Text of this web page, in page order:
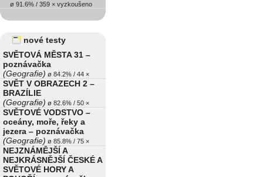
ø 91.6% / 359 × vyzkoušeno
nové testy
SVĚTOVÁ MĚSTA 31 –
poznávačka
(Geografie) ø 84.2% / 44 ×
SVĚT V OBRAZECH 2 –
BRAZÍLIE
(Geografie) ø 82.6% / 50 ×
SVĚTOVÉ VODSTVO –
oceány, moře, řeky a
jezera – poznávačka
(Geografie) ø 85.8% / 75 ×
NEJZNÁMĚJŠÍ A
NEJKRÁSNĚJŠÍ ČESKÉ A
SVĚTOVÉ HORY A